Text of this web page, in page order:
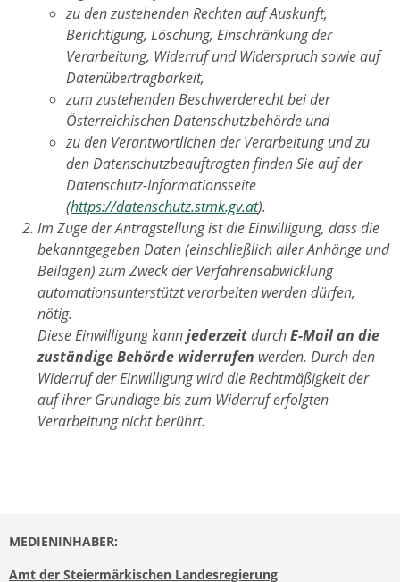
zu den zustehenden Rechten auf Auskunft,
Berichtigung, Löschung, Einschränkung der
Verarbeitung, Widerruf und Widerspruch sowie auf
Datenübertragbarkeit,
zum zustehenden Beschwerderecht bei der
Österreichischen Datenschutzbehörde und
zu den Verantwortlichen der Verarbeitung und zu
den Datenschutzbeauftragten finden Sie auf der
Datenschutz-Informationsseite
(https://datenschutz.stmk.gv.at).
Im Zuge der Antragstellung ist die Einwilligung, dass die
bekanntgegeben Daten (einschließlich aller Anhänge und
Beilagen) zum Zweck der Verfahrensabwicklung
automationsunterstützt verarbeiten werden dürfen,
nötig.
Diese Einwilligung kannjederzeitdurchE-Mail an die
zuständige Behörde widerrufen werden. Durch den
Widerruf der Einwilligung wird die Rechtmäßigkeit der
auf ihrer Grundlage bis zum Widerruf erfolgten
Verarbeitung nicht berührt.
MEDIENINHABER:
Amt der Steiermärkischen Landesregierung